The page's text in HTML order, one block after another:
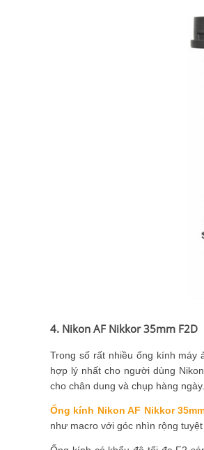
4. Nikon AF Nikkor 35mm F2D
Trong số rất nhiều ống kính máy
hợp lý nhất cho người dùng
cho chân dung và chụp hàng ngày.
Ống kính Nikon AF Nikkor
như macro với góc nhìn rộng